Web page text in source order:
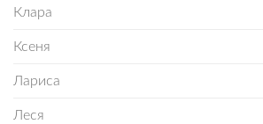
Клара
Ксеня
Лариса
Леся